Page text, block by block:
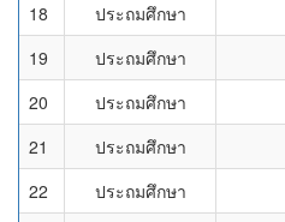
18
ประถมศึกษา
19
ประถมศึกษา
20
ประถมศึกษา
21
ประถมศึกษา
22
ประถมศึกษา